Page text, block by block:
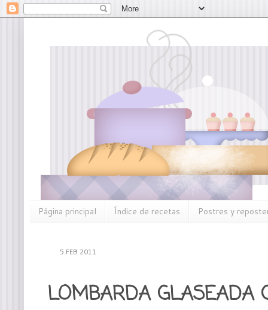
Página principal Índice de recetas Postres y
5 FEB 2011
LOMBARDA GLASEADA